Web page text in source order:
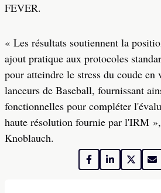
FEVER.
« Les résultats soutiennent la
ajout pratique aux protocoles
pour atteindre le stress du coude en
lanceurs de Baseball, fournissant
fonctionnelles pour compléter
haute résolution fournie par l'IRM
Knoblauch.